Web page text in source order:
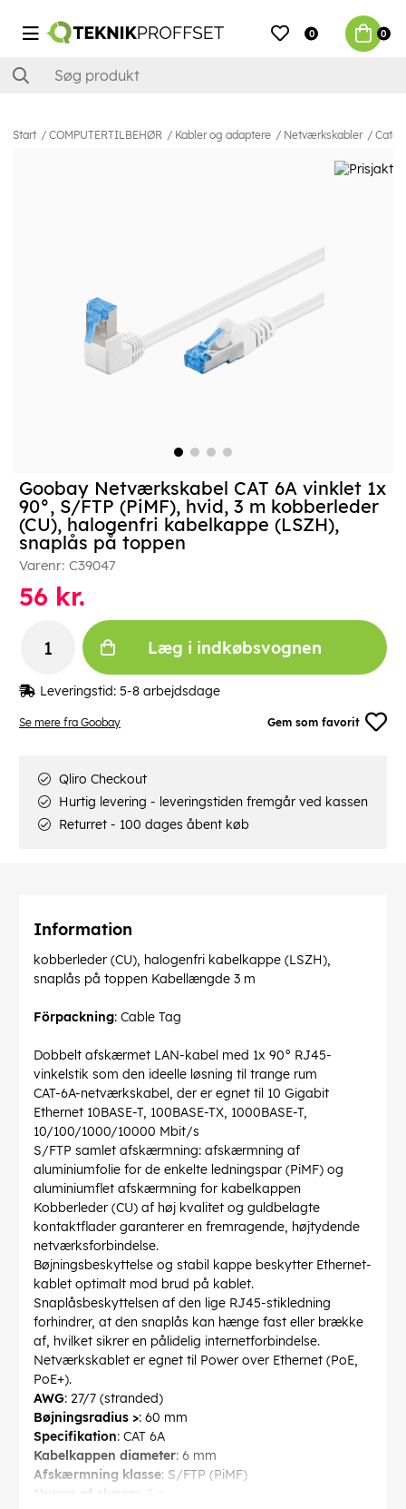
0 0
Start COMPUTERTILBEHØR Kabler og adaptere Netværkskabler Cat6
Se mere fra Goobay Gem som favorit
Goobay Netværkskabel CAT 6A vinklet 1x
90°, S/FTP (PiMF), hvid, 3 m kobberleder
(CU), halogenfri kabelkappe (LSZH),
snaplås på toppen
Varenr: C39047
56 kr.
Læg i indkøbsvognen
Leveringstid: 5-8 arbejdsdage
Qliro Checkout
Hurtig levering - leveringstiden fremgår ved kassen
Returret - 100 dages åbent køb
Information
kobberleder (CU), halogenfri kabelkappe (LSZH),
snaplås på toppen Kabellængde 3 m
Förpackning: Cable Tag
Dobbelt afskærmet LAN-kabel med 1x 90° RJ45-
vinkelstik som den ideelle løsning til trange rum
CAT-6A-netværkskabel, der er egnet til 10 Gigabit
Ethernet 10BASE-T, 100BASE-TX, 1000BASE-T,
10/100/1000/10000 Mbit/s
S/FTP samlet afskærmning: afskærmning af
aluminiumfolie for de enkelte ledningspar (PiMF) og
aluminiumflet afskærmning for kabelkappen
Kobberleder (CU) af høj kvalitet og guldbelagte
kontaktflader garanterer en fremragende, højtydende
netværksforbindelse.
Bøjningsbeskyttelse og stabil kappe beskytter Ethernet-
kablet optimalt mod brud på kablet.
Snaplåsbeskyttelsen af den lige RJ45-stikledning
forhindrer, at den snaplås kan hænge fast eller brække
af, hvilket sikrer en pålidelig internetforbindelse.
Netværkskablet er egnet til Power over Ethernet (PoE,
PoE+).
AWG: 27/7 (stranded)
Bøjningsradius >: 60 mm
Specifikation: CAT 6A
Kabelkappen diameter: 6 mm
Afskærmning klasse: S/FTP (PiMF)
Numre af skærm